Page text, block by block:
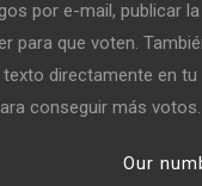
por e-mail, publicar
para que voten.
directamente en tu
conseguir más votos.
Our